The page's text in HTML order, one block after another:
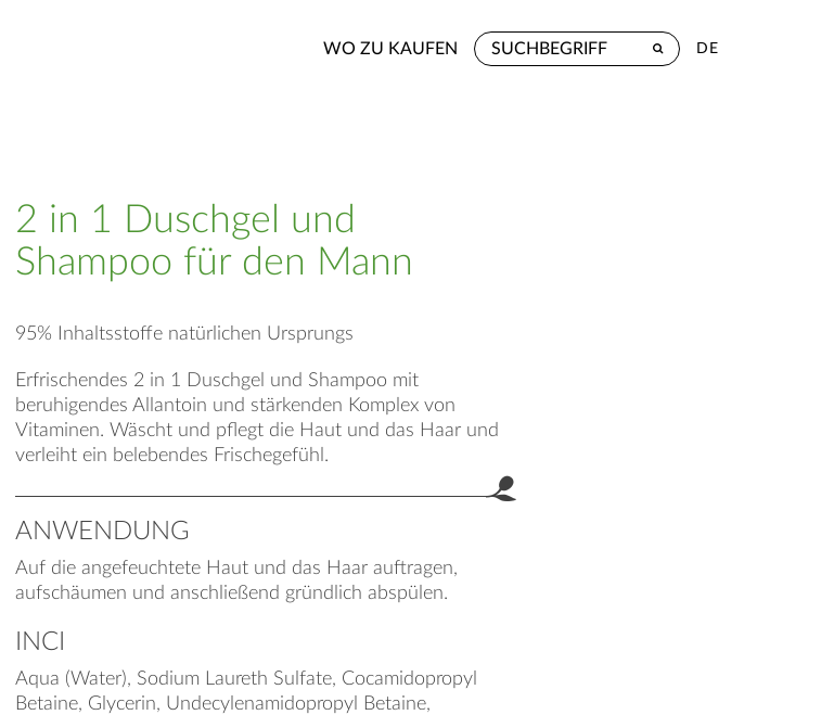
WO ZU KAUFEN DE
2 in 1 Duschgel und
Shampoo für den Mann
95% Inhaltsstoffe natürlichen Ursprungs
Erfrischendes 2 in 1 Duschgel und Shampoo mit
beruhigendes Allantoin und stärkenden Komplex von
Vitaminen. Wäscht und pflegt die Haut und das Haar und
verleiht ein belebendes Frischegefühl.
ANWENDUNG
Auf die angefeuchtete Haut und das Haar auftragen,
aufschäumen und anschließend gründlich abspülen.
INCI
Aqua (Water), Sodium Laureth Sulfate, Cocamidopropyl
Betaine, Glycerin, Undecylenamidopropyl Betaine,